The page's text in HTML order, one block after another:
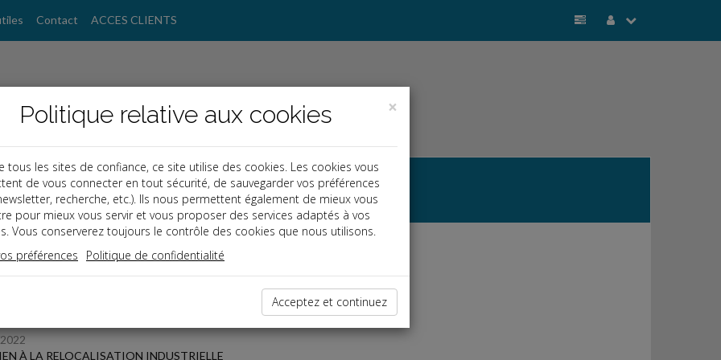
Contact ACCES CLIENTS
dernières dépêches
À LA RELOCALISATION INDUSTRIELLE
×
Politique relative aux cookies
tous les sites de confiance, ce site utilise des cookies. Les cookies vous
de vous connecter en tout sécurité, de sauvegarder vos préférences
recherche, etc.). Ils nous permettent également de mieux vous
pour mieux vous servir et vous proposer des services adaptés à vos
Vous conserverez toujours le contrôle des cookies que nous utilisons.
préférences
Politique de confidentialité
Acceptez et continuez